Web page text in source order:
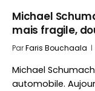
Michael
mais fragile,
ParFaris Bouchaala
Michael
automobile.